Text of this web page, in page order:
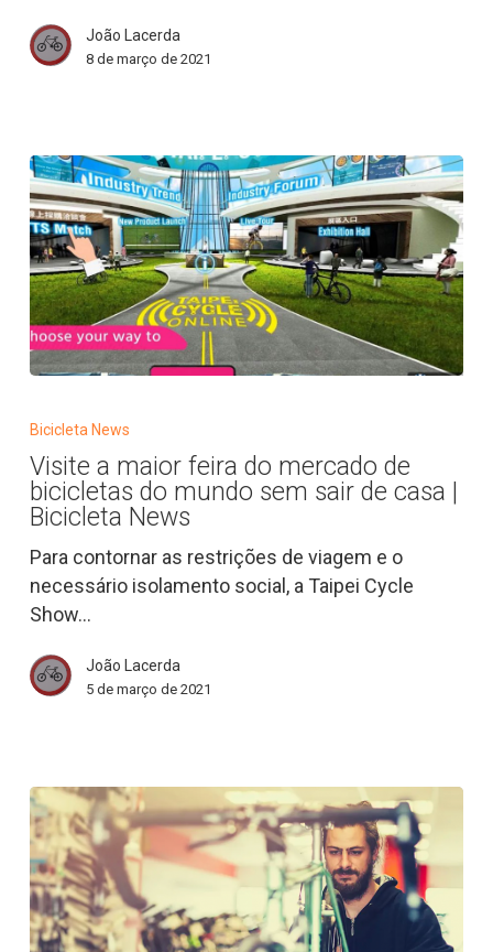
Internacional
da
Bicicleta
News
João Lacerda
8 de março de 2021
a
feira
do
mercado
de
bicicletas
do
sem
sair
|
Bicicleta
News
Bicicleta News
Visite a maior feira do mercado de
bicicletas do mundo sem sair de casa |
Bicicleta News
Para contornar as restrições de viagem e o
necessário isolamento social, a Taipei Cycle
Show…
João Lacerda
5 de março de 2021